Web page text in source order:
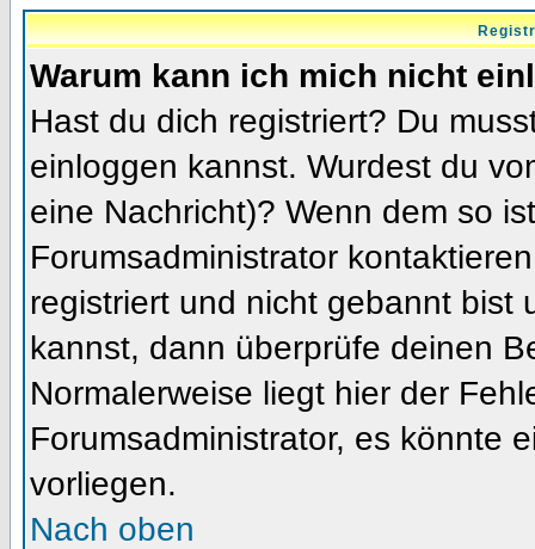
Warum kann ich mich nicht
Hast du dich registriert? Du
einloggen kannst. Wurdest du
eine Nachricht)? Wenn dem so
Forumsadministrator
registriert und nicht gebannt bist
kannst, dann überprüfe deinen
Normalerweise liegt hier der
Forumsadministrator, es könnte
vorliegen.
Nach oben